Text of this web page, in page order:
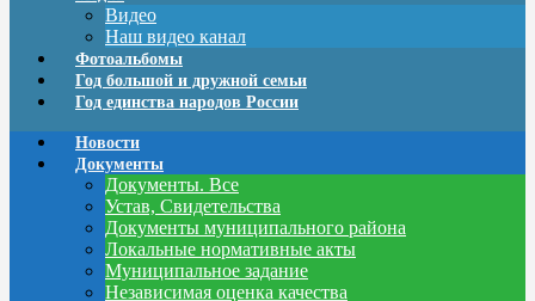
Видео
Наш видео канал
Фотоальбомы
Год большой и дружной семьи
Год единства народов России
Новости
Документы
Документы. Все
Устав, Свидетельства
Документы муниципального района
Локальные нормативные акты
Муниципальное задание
Независимая оценка качества